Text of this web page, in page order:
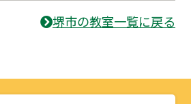
堺市の教室一覧に戻る